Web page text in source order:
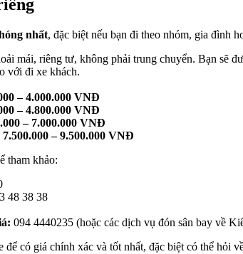
nhất, đặc biệt nếu bạn đi theo nhóm, gia đình
mái, riêng tư, không phải trung chuyển. Bạn sẽ
với đi xe khách.
– 4.000.000 VNĐ
– 4.800.000 VNĐ
– 7.000.000 VNĐ
7.500.000 – 9.500.000 VNĐ
tham khảo:
48 38 38
094 4440235 (hoặc các dịch vụ đón sân bay về
có giá chính xác và tốt nhất, đặc biệt có thể hỏi